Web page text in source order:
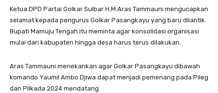
Ketua DPD Partai Golkar Sulbar H.M.Aras Tammauni mengucapkan
selamat kepada pengurus Golkar Pasangkayu yang baru dilantik.
Bupati Mamuju Tengah itu meminta agar konsolidasi organisasi
mulai dari kabupaten hingga desa harus terus dilakukan.
Aras Tammauni menekankan agar Golkar Pasangkayu dibawah
komando Yaumil Ambo Djiwa dapat menjadi pemenang pada Pileg
dan Pilkada 2024 mendatang.